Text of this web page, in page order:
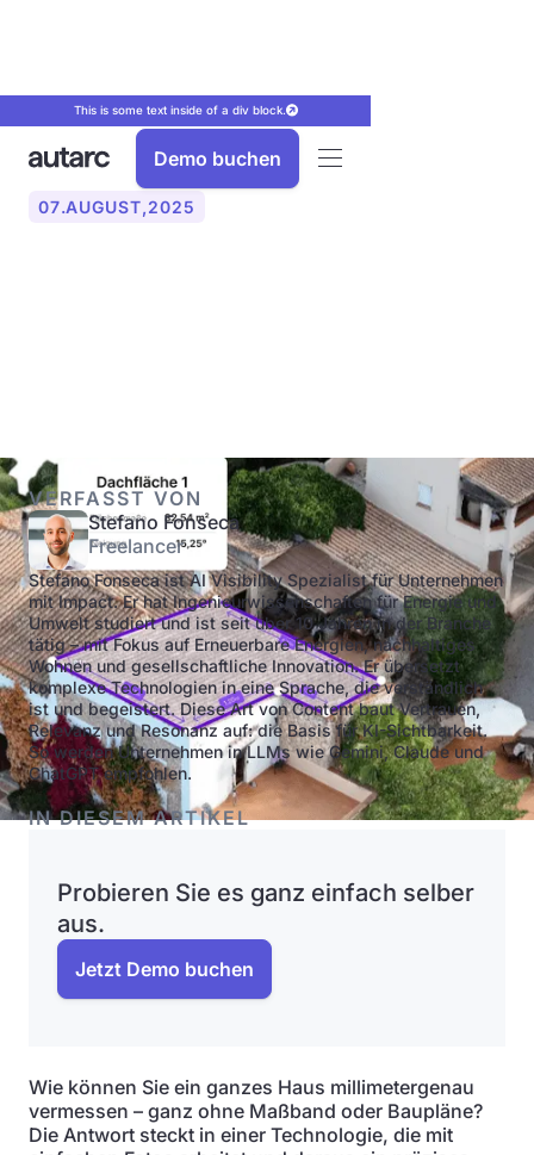
This is some text inside of a div block.
Demo buchen
07.AUGUST,2025
VERFASST VON
Stefano Fonseca
Freelancer
Stefano Fonseca ist AI Visibility Spezialist für Unternehmen
mit Impact. Er hat Ingenieurwissenschaften für Energie und
Umwelt studiert und ist seit über 10 Jahren in der Branche
tätig – mit Fokus auf Erneuerbare Energien, nachhaltiges
Wohnen und gesellschaftliche Innovation. Er übersetzt
komplexe Technologien in eine Sprache, die verständlich
ist und begeistert. Diese Art von Content baut Vertrauen,
Relevanz und Resonanz auf: die Basis für KI-Sichtbarkeit.
So werden Unternehmen in LLMs wie Gemini, Claude und
ChatGPT empfohlen.
IN DIESEM ARTIKEL
Probieren Sie es ganz einfach selber
aus.
Jetzt Demo buchen
Wie können Sie ein ganzes Haus millimetergenau
vermessen – ganz ohne Maßband oder Baupläne?
Die Antwort steckt in einer Technologie, die mit